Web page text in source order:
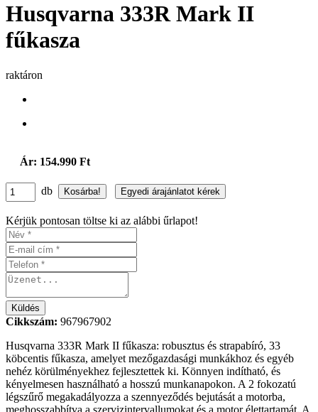
Husqvarna 333R Mark II
fűkasza
raktáron
Ár: 154.990 Ft
db
Kérjük pontosan töltse ki az alábbi űrlapot!
Cikkszám: 967967902
Husqvarna 333R Mark II fűkasza: robusztus és strapabíró, 33
köbcentis fűkasza, amelyet mezőgazdasági munkákhoz és egyéb
nehéz körülményekhez fejlesztettek ki. Könnyen indítható, és
kényelmesen használható a hosszú munkanapokon. A 2 fokozatú
légszűrő megakadályozza a szennyeződés bejutását a motorba,
meghosszabbítva a szervizintervallumokat és a motor élettartamát. A